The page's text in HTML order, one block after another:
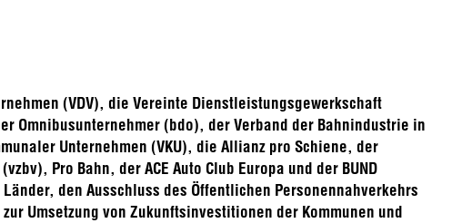
(VDV), die Vereinte Dienstleistungsgewerkschaft
Omnibusunternehmer (bdo), der Verband der Bahnindustrie in
Unternehmen (VKU), die Allianz pro Schiene, der
Pro Bahn, der ACE Auto Club Europa und der BUND
den Ausschluss des Öffentlichen Personennahverkehrs
zur Umsetzung von Zukunftsinvestitionen der Kommunen und